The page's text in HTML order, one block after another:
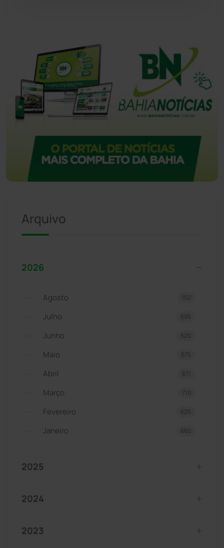
Arquivo
2026
Agosto 150
Julho 695
Junho 620
Maio 675
Abril 671
Março 710
Fevereiro 625
Janeiro 660
2025
2024
2023